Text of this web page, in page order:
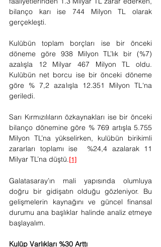
bilanço karı ise 744 Milyon TL olarak
gerçekleşti.
Kulübün toplam borçları ise bir önceki
döneme göre 938 Milyon TL’lık bir (%7)
azalışla 12 Milyar 467 Milyon TL oldu.
Kulübün net borcu ise bir önceki döneme
göre % 7,2 azalışla 12.351 Milyon TL'na
geriledi.
Sarı Kırmızılıların özkaynakları ise bir önceki
bilanço dönemine göre % 769 artışla 5.755
Milyon TL’na yükselirken, kulübün birikimli
zararları toplamı ise  %24,4 azalarak 11
Milyar TL’na düştü.[1]
Galatasaray’ın mali yapısında olumluya
doğru bir gidişatın olduğu gözleniyor. Bu
gelişmelerin kaynağını ve güncel finansal
durumu ana başlıklar halinde analiz etmeye
başlayalım.
Kulüp Varlıkları %30 Arttı